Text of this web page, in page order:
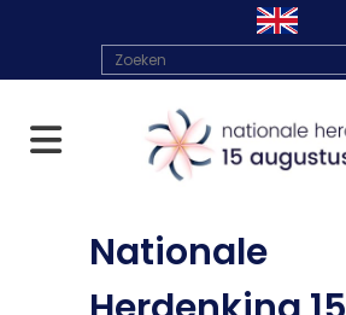
Nationale